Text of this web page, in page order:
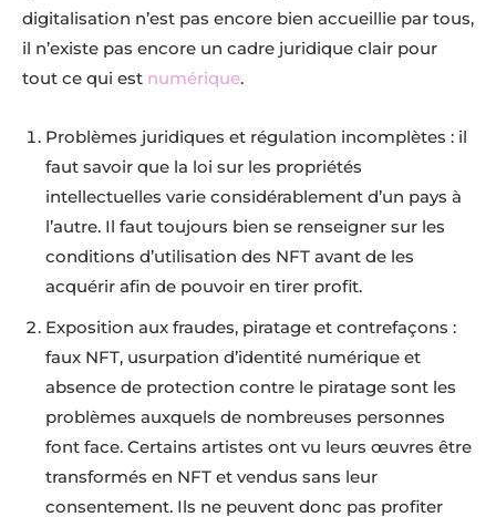
digitalisation n’est pas encore bien accueillie par tous,
il n’existe pas encore un cadre juridique clair pour
tout ce qui est numérique.
Problèmes juridiques et régulation incomplètes : il
faut savoir que la loi sur les propriétés
intellectuelles varie considérablement d’un pays à
l’autre. Il faut toujours bien se renseigner sur les
conditions d’utilisation des NFT avant de les
acquérir afin de pouvoir en tirer profit.
Exposition aux fraudes, piratage et contrefaçons :
faux NFT, usurpation d’identité numérique et
absence de protection contre le piratage sont les
problèmes auxquels de nombreuses personnes
font face. Certains artistes ont vu leurs œuvres être
transformés en NFT et vendus sans leur
consentement. Ils ne peuvent donc pas profiter